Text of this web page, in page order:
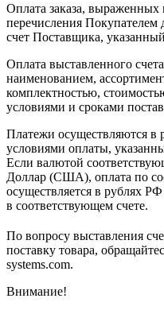
Оплата заказа, выраженных
перечисления Покупателем
счет Поставщика,
Оплата выставленного
наименованием,
комплектностью,
условиями и сроками
Платежи осуществляются в
условиями оплаты,
Если валютой
Доллар (США), оплата по
осуществляется в рублях
в соответствующем cчете.
По вопросу выставления
поставку товара,
systems.com.
Внимание!